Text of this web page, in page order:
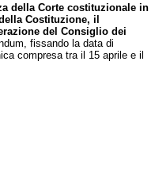
della Corte costituzionale in
Costituzione, il
del Consiglio dei
fissando la data di
compresa tra il 15 aprile e il